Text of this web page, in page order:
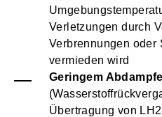
Verletzungen durch
Verbrennungen oder
vermieden wird
Geringem
Übertragung von